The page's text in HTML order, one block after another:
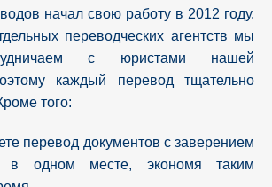
начал свою работу в 2012 году.
переводческих агентств мы
с юристами нашей
каждый перевод тщательно
того:
перевод документов с заверением
в одном месте, экономя таким